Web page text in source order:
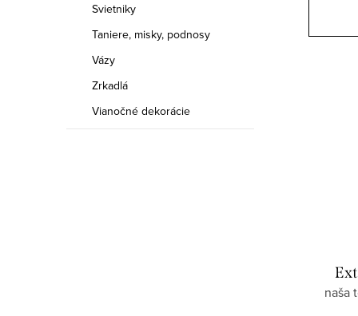
Svietniky
Taniere, misky, podnosy
Vázy
Zrkadlá
Vianočné dekorácie
naša